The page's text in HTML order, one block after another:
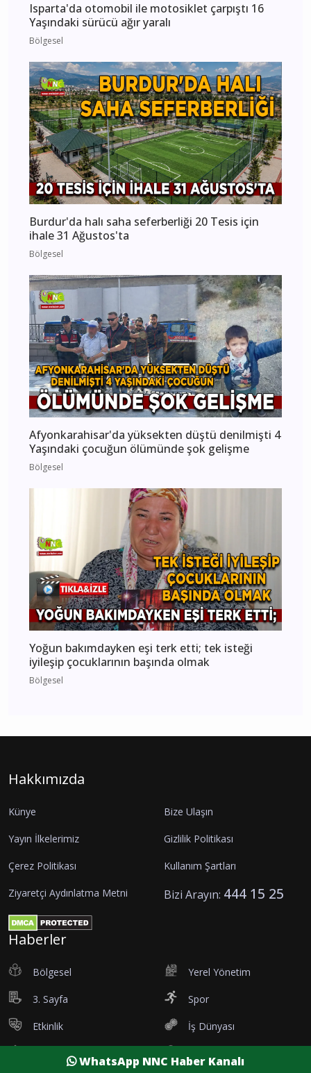
Isparta'da otomobil ile motosiklet çarpıştı 16
Yaşındaki sürücü ağır yaralı
Bölgesel
Burdur'da halı saha seferberliği 20 Tesis için
ihale 31 Ağustos'ta
Bölgesel
Afyonkarahisar'da yüksekten düştü denilmişti 4
Yaşındaki çocuğun ölümünde şok gelişme
Bölgesel
Yoğun bakımdayken eşi terk etti; tek isteği
iyileşip çocuklarının başında olmak
Bölgesel
Hakkımızda
Künye Bize Ulaşın
Yayın İlkelerimiz Gizlilik Politikası
Çerez Politikası Kullanım Şartları
Ziyaretçi Aydınlatma Metni Bizi Arayın: 444 15 25
Haberler
Bölgesel Yerel Yönetim
3. Sayfa Spor
Etkinlik İş Dünyası
WhatsApp NNC Haber Kanalı